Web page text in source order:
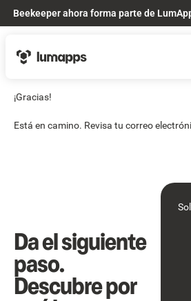
Beekeeper ahora forma parte de
¡Gracias!
Está en camino. Revisa tu correo
Da el siguiente
paso.
Descubre por